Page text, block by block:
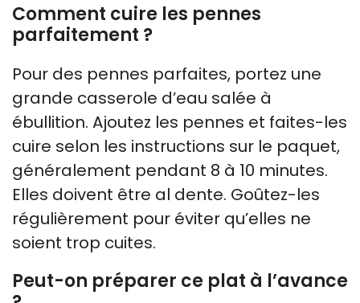
Comment cuire les pennes
parfaitement ?
Pour des pennes parfaites, portez une
grande casserole d’eau salée à
ébullition. Ajoutez les pennes et faites-les
cuire selon les instructions sur le paquet,
généralement pendant 8 à 10 minutes.
Elles doivent être al dente. Goûtez-les
régulièrement pour éviter qu’elles ne
soient trop cuites.
Peut-on préparer ce plat à l’avance